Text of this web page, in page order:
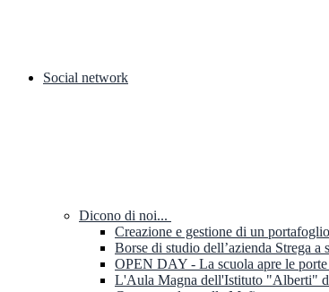
Social network
Dicono di noi...
Creazione e gestione di un
Borse di studio dell’azienda Strega
OPEN DAY - La scuola apre le
L'Aula Magna dell'Istituto "Alberti" di